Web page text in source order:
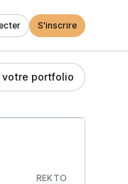
S'inscrire
votre portfolio
REKTO